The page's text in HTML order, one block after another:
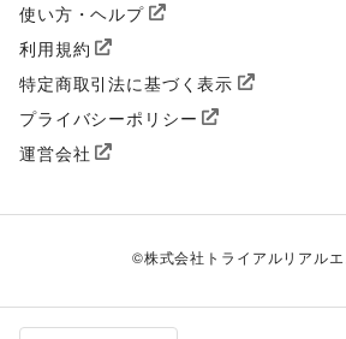
使い方・ヘルプ
利用規約
特定商取引法に基づく表示
プライバシーポリシー
運営会社
©株式会社トライアルリアルエ